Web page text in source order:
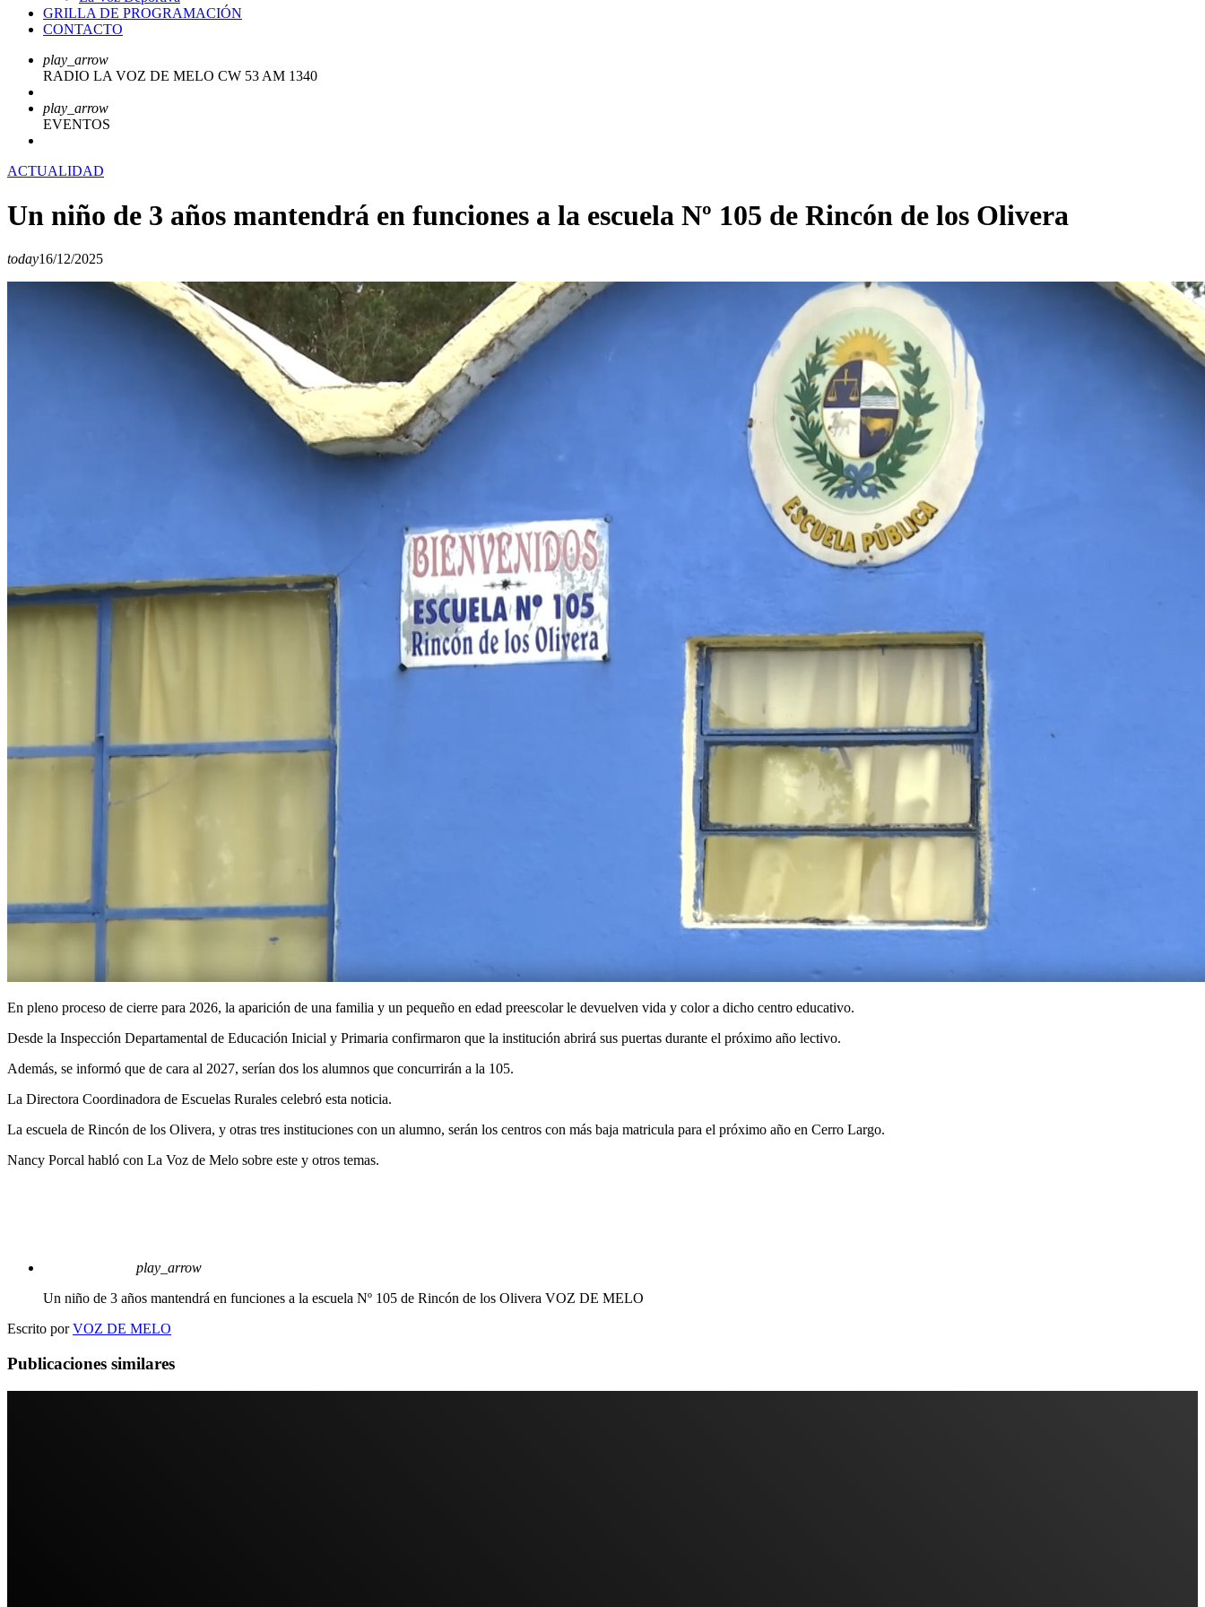
GRILLA DE PROGRAMACIÓN
CONTACTO
play_arrow
RADIO LA VOZ DE MELO CW 53 AM 1340
play_arrow
EVENTOS
ACTUALIDAD
Un niño de 3 años mantendrá en funciones a la escuela Nº 105 de Rincón de los Olivera
today16/12/2025
En pleno proceso de cierre para 2026, la aparición de una familia y un pequeño en edad preescolar le devuelven vida y color a dicho centro educativo.
Desde la Inspección Departamental de Educación Inicial y Primaria confirmaron que la institución abrirá sus puertas durante el próximo año lectivo.
Además, se informó que de cara al 2027, serían dos los alumnos que concurrirán a la 105.
La Directora Coordinadora de Escuelas Rurales celebró esta noticia.
La escuela de Rincón de los Olivera, y otras tres instituciones con un alumno, serán los centros con más baja matricula para el próximo año en Cerro Largo.
Nancy Porcal habló con La Voz de Melo sobre este y otros temas.
play_arrow
Un niño de 3 años mantendrá en funciones a la escuela Nº 105 de Rincón de los Olivera VOZ DE MELO
Escrito porVOZ DE MELO
Publicaciones similares